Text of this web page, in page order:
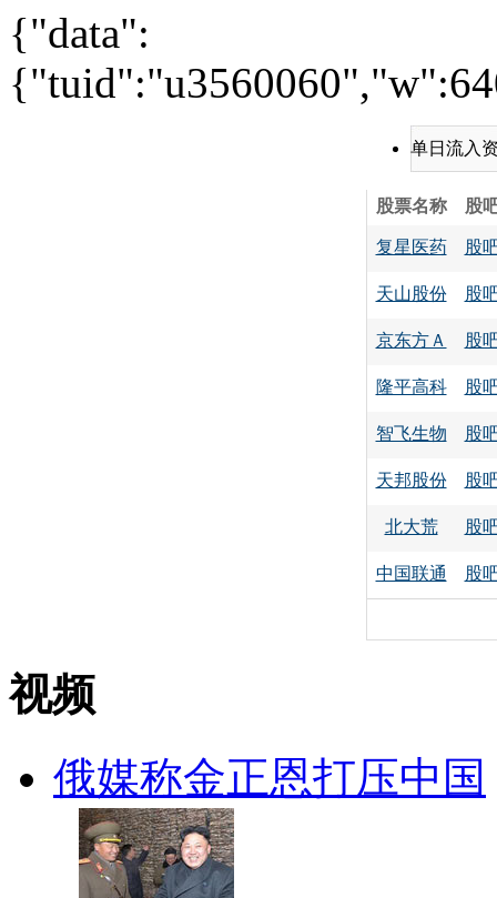
{"data":
单日流入
股票名称 股
复星医药 股
天山股份 股
京东方Ａ 股
隆平高科 股
智飞生物 股
天邦股份 股
北大荒 股
中国联通 股
视频
俄媒称金正恩打压中国